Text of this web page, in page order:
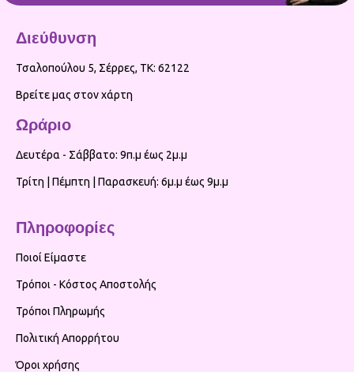
Διεύθυνση
Τσαλοπούλου 5, Σέρρες, ΤΚ: 62122
Βρείτε μας στον χάρτη
Ωράριο
Δευτέρα - Σάββατο: 9π.μ έως 2μ.μ
Τρίτη | Πέμπτη | Παρασκευή: 6μ.μ έως 9μ.μ
Πληροφορίες
Ποιοί Είμαστε
Τρόποι - Κόστος Αποστολής
Τρόποι Πληρωμής
Πολιτική Απορρήτου
Όροι χρήσης